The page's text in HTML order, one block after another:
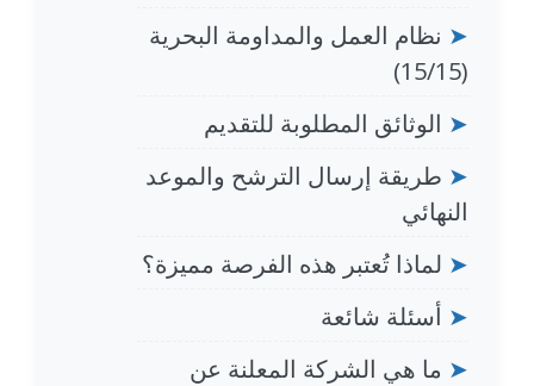
➤ نظام العمل والمداومة البحرية
(15/15)
➤ الوثائق المطلوبة للتقديم
➤ طريقة إرسال الترشح والموعد
النهائي
➤ لماذا تُعتبر هذه الفرصة مميزة؟
➤ أسئلة شائعة
➤ ما هي الشركة المعلنة عن